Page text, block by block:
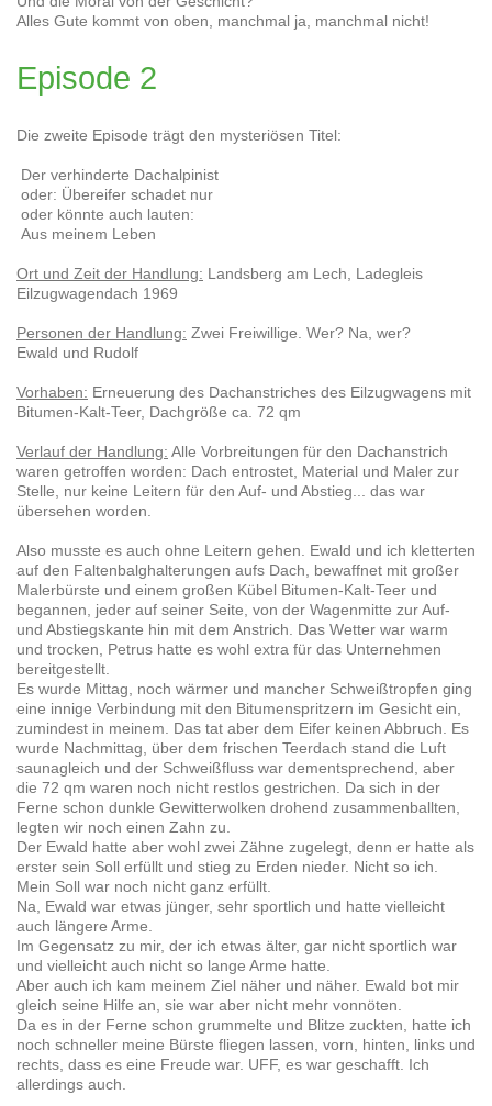
Alles Gute kommt von oben, manchmal ja, manchmal nicht!
Episode 2
Die zweite Episode trägt den mysteriösen Titel:
Der verhinderte Dachalpinist
oder: Übereifer schadet nur
oder könnte auch lauten:
Aus meinem Leben
Ort und Zeit der Handlung: Landsberg am Lech, Ladegleis
Eilzugwagendach 1969
Personen der Handlung: Zwei Freiwillige. Wer? Na, wer?
Ewald und Rudolf
Vorhaben: Erneuerung des Dachanstriches des Eilzugwagens mit
Bitumen-Kalt-Teer, Dachgröße ca. 72 qm
Verlauf der Handlung: Alle Vorbreitungen für den Dachanstrich
waren getroffen worden: Dach entrostet, Material und Maler zur
Stelle, nur keine Leitern für den Auf- und Abstieg... das war
übersehen worden.
Also musste es auch ohne Leitern gehen. Ewald und ich kletterten
auf den Faltenbalghalterungen aufs Dach, bewaffnet mit großer
Malerbürste und einem großen Kübel Bitumen-Kalt-Teer und
begannen, jeder auf seiner Seite, von der Wagenmitte zur Auf-
und Abstiegskante hin mit dem Anstrich. Das Wetter war warm
und trocken, Petrus hatte es wohl extra für das Unternehmen
bereitgestellt.
Es wurde Mittag, noch wärmer und mancher Schweißtropfen ging
eine innige Verbindung mit den Bitumenspritzern im Gesicht ein,
zumindest in meinem. Das tat aber dem Eifer keinen Abbruch. Es
wurde Nachmittag, über dem frischen Teerdach stand die Luft
saunagleich und der Schweißfluss war dementsprechend, aber
die 72 qm waren noch nicht restlos gestrichen. Da sich in der
Ferne schon dunkle Gewitterwolken drohend zusammenballten,
legten wir noch einen Zahn zu.
Der Ewald hatte aber wohl zwei Zähne zugelegt, denn er hatte als
erster sein Soll erfüllt und stieg zu Erden nieder. Nicht so ich.
Mein Soll war noch nicht ganz erfüllt.
Na, Ewald war etwas jünger, sehr sportlich und hatte vielleicht
auch längere Arme.
Im Gegensatz zu mir, der ich etwas älter, gar nicht sportlich war
und vielleicht auch nicht so lange Arme hatte.
Aber auch ich kam meinem Ziel näher und näher. Ewald bot mir
gleich seine Hilfe an, sie war aber nicht mehr vonnöten.
Da es in der Ferne schon grummelte und Blitze zuckten, hatte ich
noch schneller meine Bürste fliegen lassen, vorn, hinten, links und
rechts, dass es eine Freude war. UFF, es war geschafft. Ich
allerdings auch.